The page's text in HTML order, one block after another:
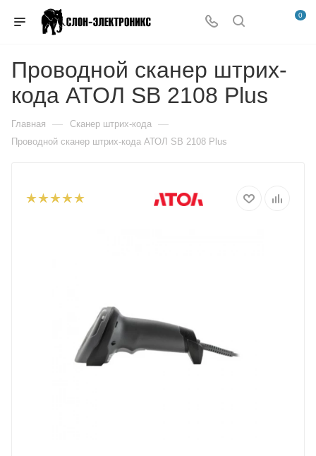
0
Проводной сканер штрих-
кода АТОЛ SB 2108 Plus
Главная — Сканер штрих-кода —
Проводной сканер штрих-кода АТОЛ SB 2108 Plus